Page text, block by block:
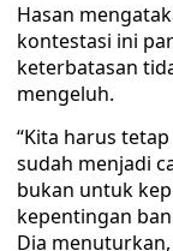
Hasan
kontestasi ini
keterbatasan
mengeluh.
“Kita harus
sudah menjadi
bukan untuk
kepentingan
Dia